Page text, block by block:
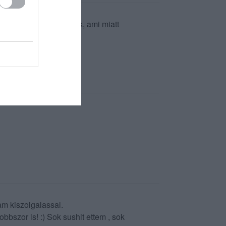
frissen készülnek, ami miatt
kiszolgalassal.
is! :) Sok sushit ettem , sok